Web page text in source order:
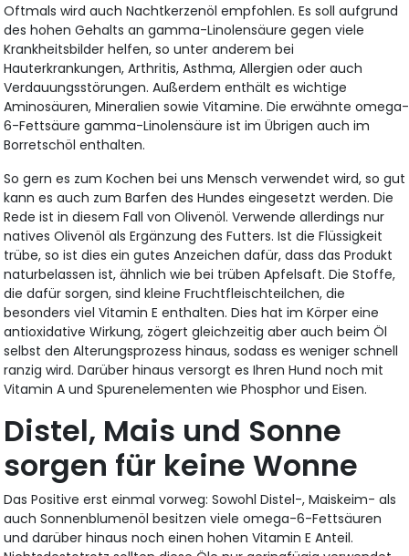
Oftmals wird auch Nachtkerzenöl empfohlen. Es soll aufgrund
des hohen Gehalts an gamma-Linolensäure gegen viele
Krankheitsbilder helfen, so unter anderem bei
Hauterkrankungen, Arthritis, Asthma, Allergien oder auch
Verdauungsstörungen. Außerdem enthält es wichtige
Aminosäuren, Mineralien sowie Vitamine. Die erwähnte omega-
6-Fettsäure gamma-Linolensäure ist im Übrigen auch im
Borretschöl enthalten.
So gern es zum Kochen bei uns Mensch verwendet wird, so gut
kann es auch zum Barfen des Hundes eingesetzt werden. Die
Rede ist in diesem Fall von Olivenöl. Verwende allerdings nur
natives Olivenöl als Ergänzung des Futters. Ist die Flüssigkeit
trübe, so ist dies ein gutes Anzeichen dafür, dass das Produkt
naturbelassen ist, ähnlich wie bei trüben Apfelsaft. Die Stoffe,
die dafür sorgen, sind kleine Fruchtfleischteilchen, die
besonders viel Vitamin E enthalten. Dies hat im Körper eine
antioxidative Wirkung, zögert gleichzeitig aber auch beim Öl
selbst den Alterungsprozess hinaus, sodass es weniger schnell
ranzig wird. Darüber hinaus versorgt es Ihren Hund noch mit
Vitamin A und Spurenelementen wie Phosphor und Eisen.
Distel, Mais und Sonne
sorgen für keine Wonne
Das Positive erst einmal vorweg: Sowohl Distel-, Maiskeim- als
auch Sonnenblumenöl besitzen viele omega-6-Fettsäuren
und darüber hinaus noch einen hohen Vitamin E Anteil.